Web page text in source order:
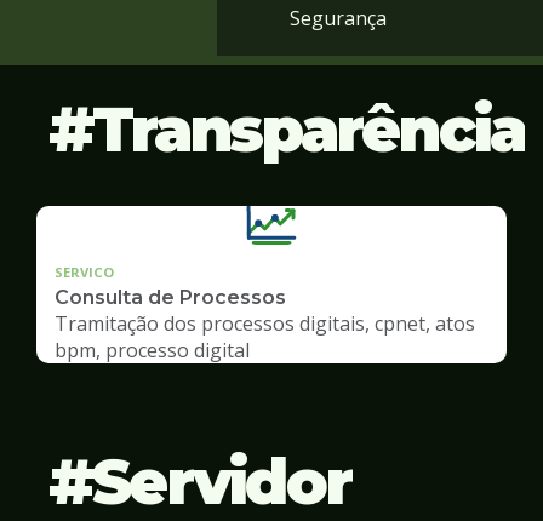
Segurança
Transparência
SERVICO
Consulta de Processos
Tramitação dos processos digitais, cpnet, atos
bpm, processo digital
Servidor